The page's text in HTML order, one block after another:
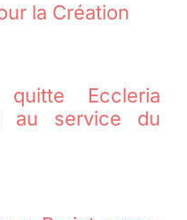
la Création
quitte Eccleria
au service du